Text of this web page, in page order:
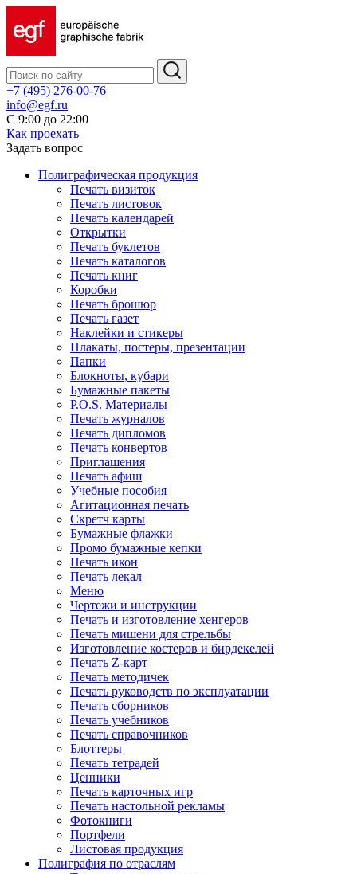
+7 (495) 276-00-76
info@egf.ru
С 9:00 до 22:00
Как проехать
Задать вопрос
Полиграфическая продукция
Печать визиток
Печать листовок
Печать календарей
Открытки
Печать буклетов
Печать каталогов
Печать книг
Коробки
Печать брошюр
Печать газет
Наклейки и стикеры
Плакаты, постеры, презентации
Папки
Блокноты, кубари
Бумажные пакеты
P.O.S. Материалы
Печать журналов
Печать дипломов
Печать конвертов
Приглашения
Печать афиш
Учебные пособия
Агитационная печать
Скретч карты
Бумажные флажки
Промо бумажные кепки
Печать икон
Печать лекал
Меню
Чертежи и инструкции
Печать и изготовление хенгеров
Печать мишени для стрельбы
Изготовление костеров и бирдекелей
Печать Z-карт
Печать методичек
Печать руководств по эксплуатации
Печать сборников
Печать учебников
Печать справочников
Блоттеры
Печать тетрадей
Ценники
Печать карточных игр
Печать настольной рекламы
Фотокниги
Портфели
Листовая продукция
Полиграфия по отраслям